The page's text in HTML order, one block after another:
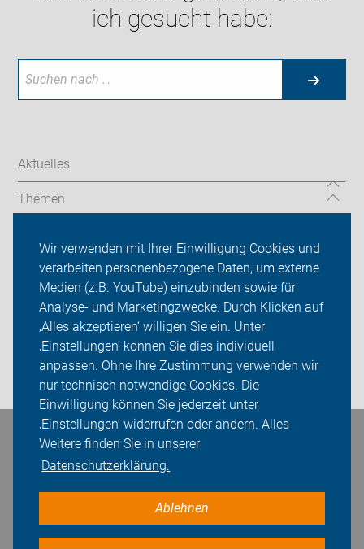
Wir verwenden mit Ihrer Einwilligung Cookies und
verarbeiten personenbezogene Daten, um externe
Medien (z.B. YouTube) einzubinden sowie für
Analyse- und Marketingzwecke. Durch Klicken auf
‚Alles akzeptieren‘ willigen Sie ein. Unter
‚Einstellungen‘ können Sie dies individuell
anpassen. Ohne Ihre Zustimmung verwenden wir
nur technisch notwendige Cookies. Die
Einwilligung können Sie jederzeit unter
‚Einstellungen‘ widerrufen oder ändern. Alles
Weitere finden Sie in unserer
Datenschutzerklärung.
Ablehnen
ich gesucht habe:
Aktuelles
Themen
ADFC Siegburg
Sei dabei
Presse
Login
Bleiben Sie in Kontakt